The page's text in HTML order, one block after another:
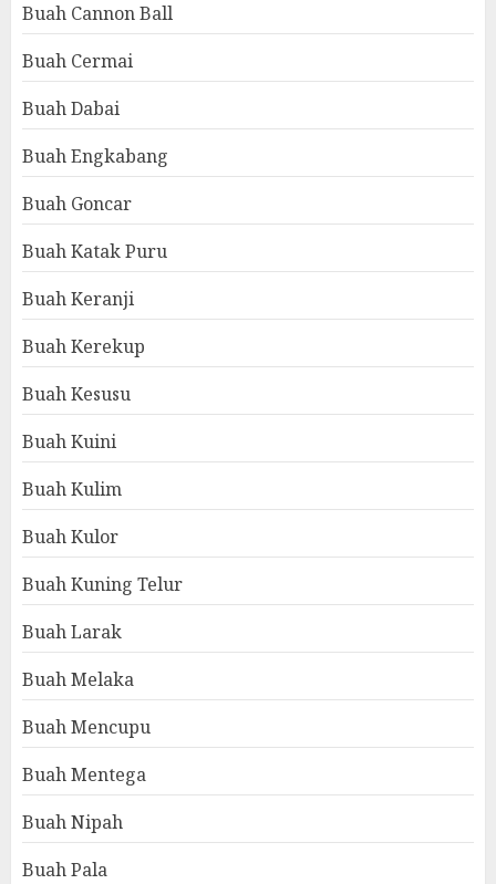
Buah Cannon Ball
Buah Cermai
Buah Dabai
Buah Engkabang
Buah Goncar
Buah Katak Puru
Buah Keranji
Buah Kerekup
Buah Kesusu
Buah Kuini
Buah Kulim
Buah Kulor
Buah Kuning Telur
Buah Larak
Buah Melaka
Buah Mencupu
Buah Mentega
Buah Nipah
Buah Pala